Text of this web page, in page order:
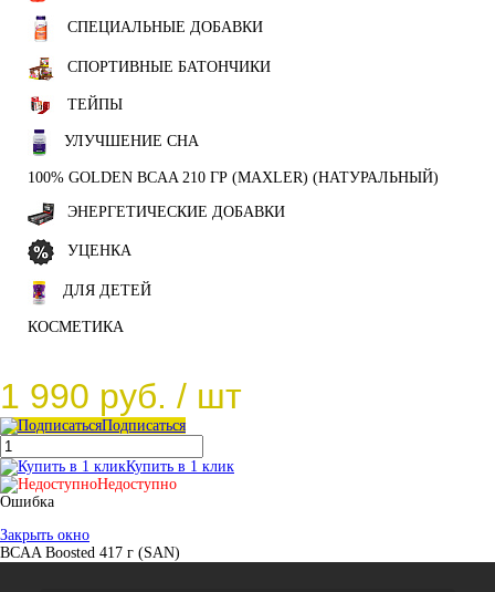
СПЕЦИАЛЬНЫЕ ДОБАВКИ
СПОРТИВНЫЕ БАТОНЧИКИ
ТЕЙПЫ
УЛУЧШЕНИЕ СНА
100% GOLDEN BCAA 210 ГР (MAXLER) (НАТУРАЛЬНЫЙ)
ЭНЕРГЕТИЧЕСКИЕ ДОБАВКИ
УЦЕНКА
ДЛЯ ДЕТЕЙ
КОСМЕТИКА
1 990 руб. / шт
Подписаться
Купить в 1 клик
Недоступно
Ошибка
Закрыть окно
BCAA Boosted 417 г (SAN)